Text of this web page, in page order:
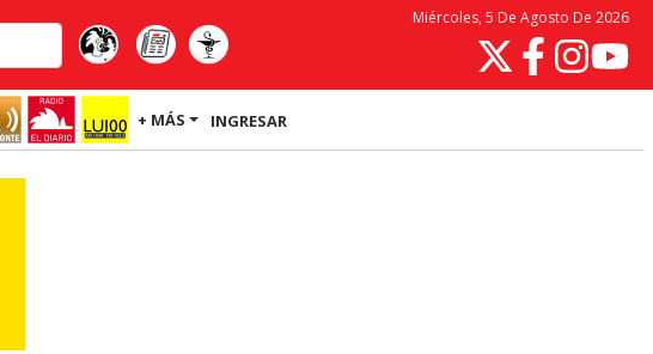
Miércoles, 5 De Agosto De 2026
+ MÁS INGRESAR